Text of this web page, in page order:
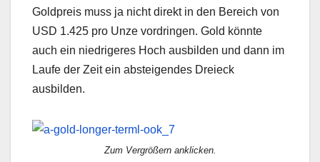
Goldpreis muss ja nicht direkt in den Bereich von
USD 1.425 pro Unze vordringen. Gold könnte
auch ein niedrigeres Hoch ausbilden und dann im
Laufe der Zeit ein absteigendes Dreieck
ausbilden.
Zum Vergrößern anklicken.